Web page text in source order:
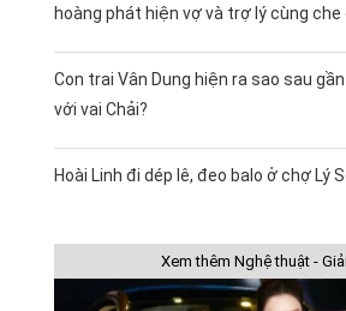
hoàng phát hiện vợ và trợ lý cùng che
Con trai Vân Dung hiện ra sao sau
với vai Chải?
Hoài Linh đi dép lê, đeo balo ở chợ Lý
Xem thêm Nghệ thuật -